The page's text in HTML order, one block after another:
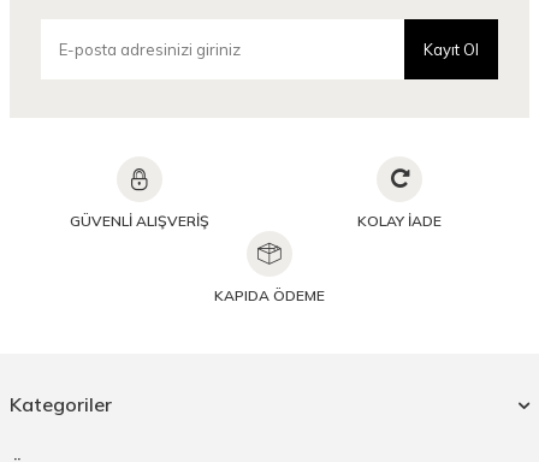
Kayıt Ol
GÜVENLİ ALIŞVERİŞ KOLAY İADE
KAPIDA ÖDEME
Kategoriler